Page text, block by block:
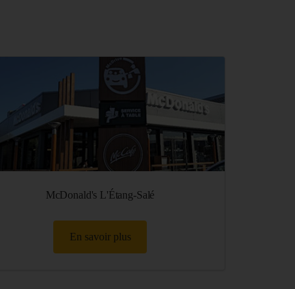
McDonald's L'Étang-Salé
En savoir plus